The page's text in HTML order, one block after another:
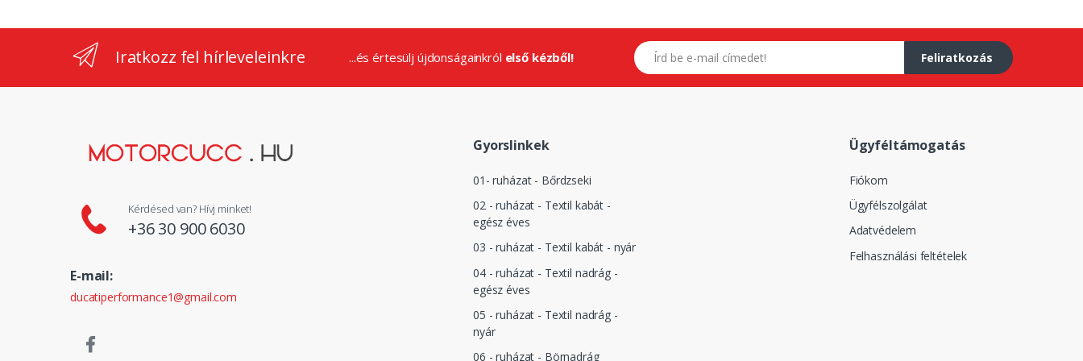
Iratkozz fel hírleveleinkre ...és értesülj újdonságainkról első kézből!
E-mail címed
Feliratkozás
Kérdésed van? Hívj minket!
+36 30 900 6030
E-mail:
ducatiperformance1@gmail.com
Gyorslinkek
01- ruházat - Bőrdzseki
02 - ruházat - Textil kabát -
egész éves
03 - ruházat - Textil kabát - nyár
04 - ruházat - Textil nadrág -
egész éves
05 - ruházat - Textil nadrág -
nyár
06 - ruházat - Börnadrág
Ügyféltámogatás
Fiókom
Ügyfélszolgálat
Adatvédelem
Felhasználási feltételek